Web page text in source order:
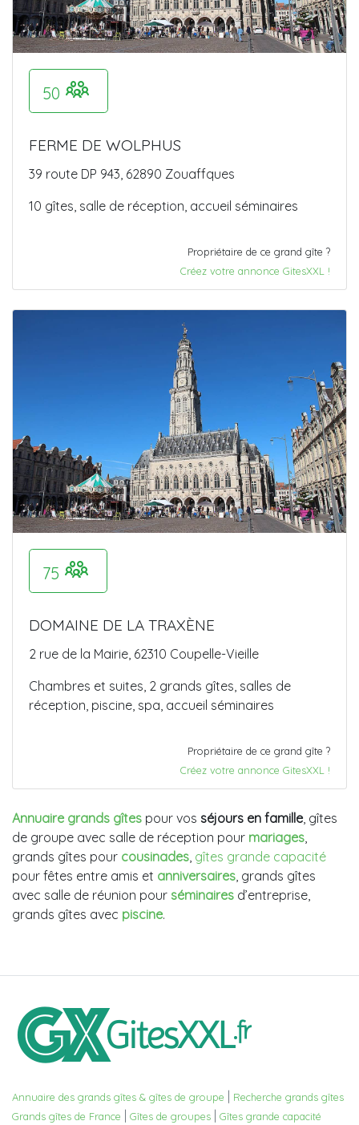
50
FERME DE WOLPHUS
39 route DP 943, 62890 Zouaffques
10 gîtes, salle de réception, accueil séminaires
Propriétaire de ce grand gîte ?
Créez votre annonce GitesXXL !
75
DOMAINE DE LA TRAXÈNE
2 rue de la Mairie, 62310 Coupelle-Vieille
Chambres et suites, 2 grands gîtes, salles de
réception, piscine, spa, accueil séminaires
Propriétaire de ce grand gîte ?
Créez votre annonce GitesXXL !
Annuaire grands gîtes pour vos séjours en famille, gîtes
de groupe avec salle de réception pour mariages
grands gîtes pour cousinades gîtes grande capacité
pour fêtes entre amis et anniversaires , grands gîtes
avec salle de réunion pour séminaires d’entreprise,
grands gîtes avec piscine.
Annuaire des grands gîtes & gîtes de groupe | Recherche grands gîtes
Grands gîtes de France | Gîtes de groupes | Gîtes grande capacité